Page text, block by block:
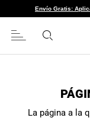
Envío Gratis:
La página a la